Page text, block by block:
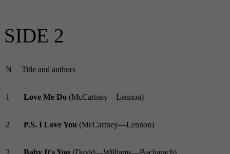
SIDE 2
N Title and authors
1 Love Me Do (McCartney—Lennon)
2 P.S. I Love You (McCartney—Lennon)
3 Baby It's You (David—Williams—Bacharach)